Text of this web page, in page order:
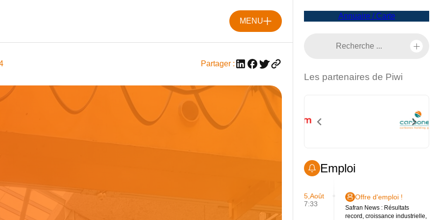
MENU
Partager :
Annuaire / Carte
Les partenaires de Piwi
Emploi
5,Août
7:33
Offre d'emploi !
Safran News : Résultats
record, croissance industrielle,